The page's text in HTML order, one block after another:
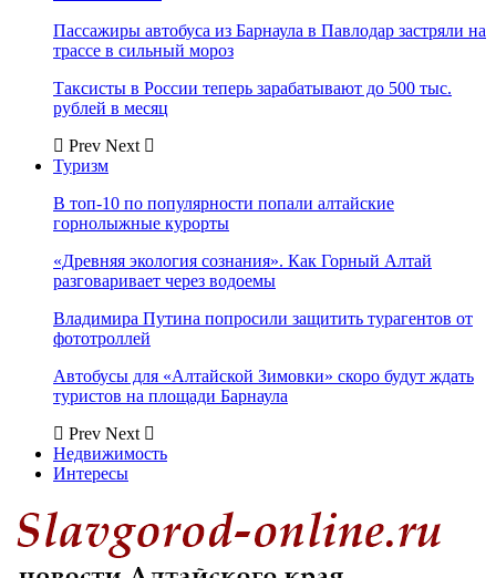
Пассажиры автобуса из Барнаула в Павлодар застряли на
трассе в сильный мороз
Таксисты в России теперь зарабатывают до 500 тыс.
рублей в месяц
Prev Next
Туризм
В топ-10 по популярности попали алтайские
горнолыжные курорты
«Древняя экология сознания». Как Горный Алтай
разговаривает через водоемы
Владимира Путина попросили защитить турагентов от
фототроллей
Автобусы для «Алтайской Зимовки» скоро будут ждать
туристов на площади Барнаула
Prev Next
Недвижимость
Интересы